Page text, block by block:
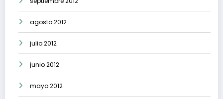
agosto 2012
julio 2012
junio 2012
mayo 2012